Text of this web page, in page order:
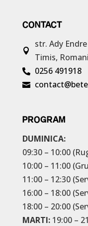
CONTACT

str. Ady
Timis,
 0256 491918

PROGRAM
DUMINICA:
09:30 – 10:00
10:00 – 11:00
11:00 – 12:30
16:00 – 18:00
18:00 – 20:00
MARTI: 19:00 –